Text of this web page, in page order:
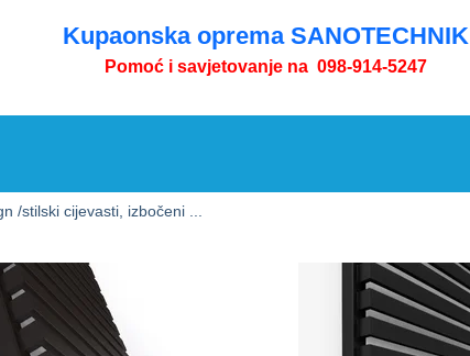
Kupaonska oprema SANOTECHNIK
Pomoć i savjetovanje na 098-914-5247
/stilski cijevasti, izbočeni ...